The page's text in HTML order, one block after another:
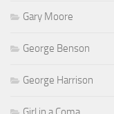
Gary Moore
George Benson
George Harrison